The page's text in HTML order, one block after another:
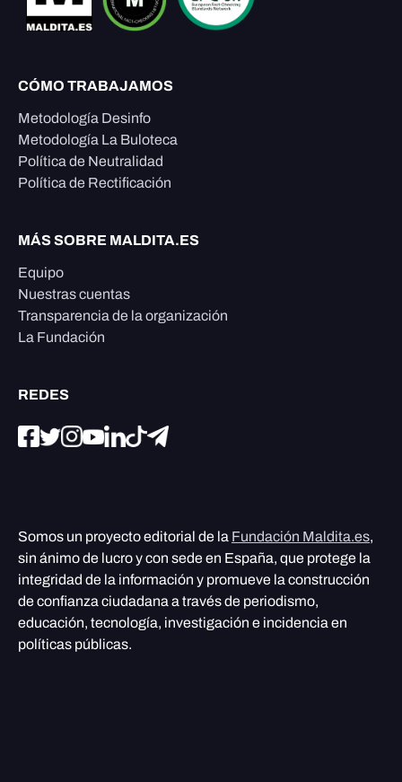
CÓMO TRABAJAMOS
Metodología Desinfo
Metodología La Buloteca
Política de Neutralidad
Política de Rectificación
MÁS SOBRE MALDITA.ES
Equipo
Nuestras cuentas
Transparencia de la organización
La Fundación
REDES
Somos un proyecto editorial de la Fundación Maldita.es,
sin ánimo de lucro y con sede en España, que protege la
integridad de la información y promueve la construcción
de confianza ciudadana a través de periodismo,
educación, tecnología, investigación e incidencia en
políticas públicas.